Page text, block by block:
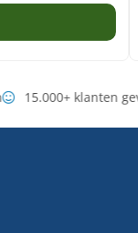
15.000+ klanten